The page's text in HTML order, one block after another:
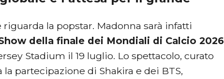
la popstar. Madonna sarà infatti
della finale dei Mondiali di Calcio 2026
Stadium il 19 luglio. Lo spettacolo, curato
partecipazione di Shakira e dei BTS,